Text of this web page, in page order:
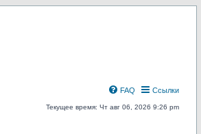
Ссылки
FAQ
Текущее время: Чт авг 06, 2026 9:26 pm